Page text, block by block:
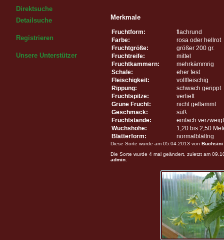
Direktsuche
Detailsuche
Registrieren
Unsere Unterstützer
Merkmale
Fruchtform:
flachrund
Farbe:
rosa oder hellrot
Fruchtgröße:
größer 200 gr.
Fruchtreife:
mittel
Fruchtkammern:
mehrkämmrig
Schale:
eher fest
Fleischigkeit:
vollfleischig
Rippung:
schwach gerippt
Fruchtspitze:
vertieft
Grüne Frucht:
nicht geflammt
Geschmack:
süß
Fruchtstände:
einfach verzweigt
Wuchshöhe:
1,20 bis 2,50
Blätterform:
normalblättrig
Diese Sorte wurde am 05.04.2013 von Buchsini
Die Sorte wurde 4 mal geändert, zuletzt am
admin